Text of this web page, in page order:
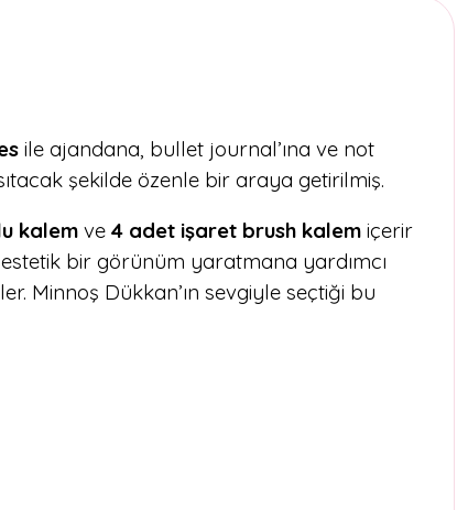
ile ajandana, bullet journal’ına ve not
şekilde özenle bir araya getirilmiş.
kalem ve 4 adet işaret brush kalem içerir
bir görünüm yaratmana yardımcı
Minnoş Dükkan’ın sevgiyle seçtiği bu